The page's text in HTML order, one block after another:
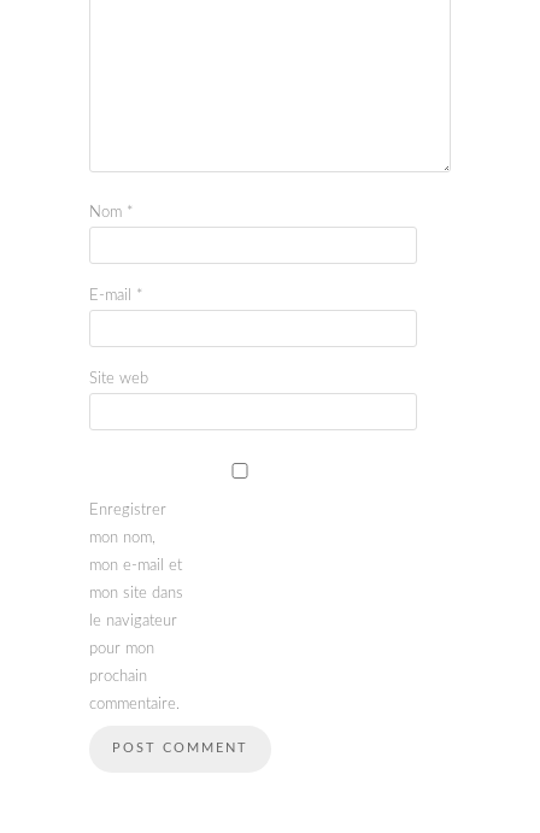
Nom *
E-mail *
Site web
Enregistrer
mon nom,
mon e-mail et
mon site dans
le navigateur
pour mon
prochain
commentaire.